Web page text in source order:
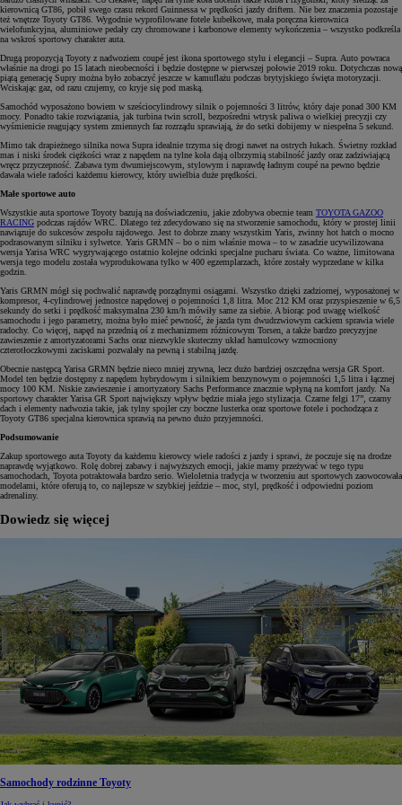
kierownicą GT86, pobił swego czasu rekord Guinnessa w prędkości jazdy driftem. Nie bez znaczenia pozostaje
też wnętrze Toyoty GT86. Wygodnie wyprofilowane fotele kubełkowe, mała poręczna kierownica
wielofunkcyjna, aluminiowe pedały czy chromowane i karbonowe elementy wykończenia – wszystko podkreśla
na wskroś sportowy charakter auta.
Drugą propozycją Toyoty z nadwoziem coupé jest ikona sportowego stylu i elegancji – Supra. Auto powraca
właśnie na drogi po 15 latach nieobecności i będzie dostępne w pierwszej połowie 2019 roku. Dotychczas nową
piątą generację Supry można było zobaczyć jeszcze w kamuflażu podczas brytyjskiego święta motoryzacji.
Wciskając gaz, od razu czujemy, co kryje się pod maską.
Samochód wyposażono bowiem w sześciocylindrowy silnik o pojemności 3 litrów, który daje ponad 300 KM
mocy. Ponadto takie rozwiązania, jak turbina twin scroll, bezpośredni wtrysk paliwa o wielkiej precyzji czy
wyśmienicie reagujący system zmiennych faz rozrządu sprawiają, że do setki dobijemy w niespełna 5 sekund.
Mimo tak drapieżnego silnika nowa Supra idealnie trzyma się drogi nawet na ostrych łukach. Świetny rozkład
mas i niski środek ciężkości wraz z napędem na tylne koła dają olbrzymią stabilność jazdy oraz zadziwiającą
wręcz przyczepność. Zabawa tym dwumiejscowym, stylowym i naprawdę ładnym coupé na pewno będzie
dawała wiele radości każdemu kierowcy, który uwielbia duże prędkości.
Małe sportowe auto
Wszystkie auta sportowe Toyoty bazują na doświadczeniu, jakie zdobywa obecnie team TOYOTA GAZOO
RACING podczas rajdów WRC. Dlatego też zdecydowano się na stworzenie samochodu, który w prostej linii
nawiązuje do sukcesów zespołu rajdowego. Jest to dobrze znany wszystkim Yaris, zwinny hot hatch o mocno
podrasowanym silniku i sylwetce. Yaris GRMN – bo o nim właśnie mowa – to w zasadzie ucywilizowana
wersja Yarisa WRC wygrywającego ostatnio kolejne odcinki specjalne pucharu świata. Co ważne, limitowana
wersja tego modelu została wyprodukowana tylko w 400 egzemplarzach, które zostały wyprzedane w kilka
godzin.
Yaris GRMN mógł się pochwalić naprawdę porządnymi osiągami. Wszystko dzięki zadziornej, wyposażonej w
kompresor, 4-cylindrowej jednostce napędowej o pojemności 1,8 litra. Moc 212 KM oraz przyspieszenie w 6,5
sekundy do setki i prędkość maksymalna 230 km/h mówiły same za siebie. A biorąc pod uwagę wielkość
samochodu i jego parametry, można było mieć pewność, że jazda tym dwudrzwiowym cackiem sprawia wiele
radochy. Co więcej, napęd na przednią oś z mechanizmem różnicowym Torsen, a także bardzo precyzyjne
zawieszenie z amortyzatorami Sachs oraz niezwykle skuteczny układ hamulcowy wzmocniony
czterotłoczkowymi zaciskami pozwalały na pewną i stabilną jazdę.
Obecnie następcą Yarisa GRMN będzie nieco mniej zrywna, lecz dużo bardziej oszczędna wersja GR Sport.
Model ten będzie dostępny z napędem hybrydowym i silnikiem benzynowym o pojemności 1,5 litra i łącznej
mocy 100 KM. Niskie zawieszenie i amortyzatory Sachs Performance znacznie wpłyną na komfort jazdy. Na
sportowy charakter Yarisa GR Sport największy wpływ będzie miała jego stylizacja. Czarne felgi 17”, czarny
dach i elementy nadwozia takie, jak tylny spojler czy boczne lusterka oraz sportowe fotele i pochodząca z
Toyoty GT86 specjalna kierownica sprawią na pewno dużo przyjemności.
Podsumowanie
Zakup sportowego auta Toyoty da każdemu kierowcy wiele radości z jazdy i sprawi, że poczuje się na drodze
naprawdę wyjątkowo. Rolę dobrej zabawy i najwyższych emocji, jakie mamy przeżywać w tego typu
samochodach, Toyota potraktowała bardzo serio. Wieloletnia tradycja w tworzeniu aut sportowych zaowocowała
modelami, które oferują to, co najlepsze w szybkiej jeździe – moc, styl, prędkość i odpowiedni poziom
adrenaliny.
Dowiedz się więcej
Samochody rodzinne Toyoty